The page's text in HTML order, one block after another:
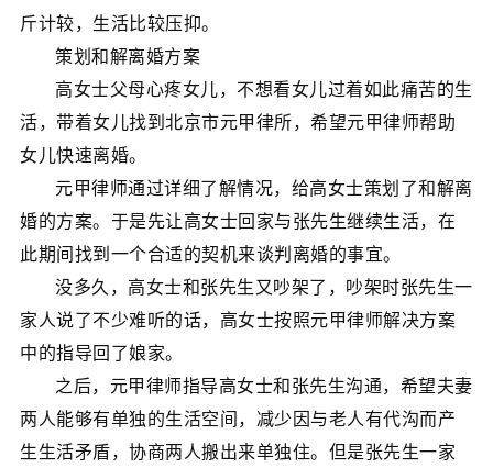
斤计较，生活比较压抑。
策划和解离婚方案
高女士父母心疼女儿，不想看女儿过着如此痛苦的生
活，带着女儿找到北京市元甲律所，希望元甲律师帮助
女儿快速离婚。
元甲律师通过详细了解情况，给高女士策划了和解离
婚的方案。于是先让高女士回家与张先生继续生活，在
此期间找到一个合适的契机来谈判离婚的事宜。
没多久，高女士和张先生又吵架了，吵架时张先生一
家人说了不少难听的话，高女士按照元甲律师解决方案
中的指导回了娘家。
之后，元甲律师指导高女士和张先生沟通，希望夫妻
两人能够有单独的生活空间，减少因与老人有代沟而产
生生活矛盾，协商两人搬出来单独住。但是张先生一家